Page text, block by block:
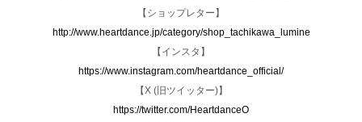
【ショップレター】
http://www.heartdance.jp/category/shop_tachikawa_lumine
【インスタ】
https://www.instagram.com/heartdance_official/
【X (旧ツイッター)】
https://twitter.com/HeartdanceO